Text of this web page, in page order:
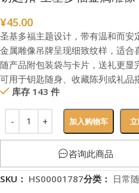
¥45.00
圣基多福主题设计，带有温和而安
金属雕像吊牌呈现细致纹样，适合
随产品附包装袋与卡片，送礼更显
可用于钥匙随身、收藏陈列或礼品
库存 143 件
加入购物车
咨询此商品
SKU： HS00001787分类： 日常